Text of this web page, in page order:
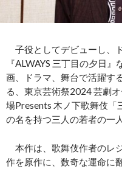
子役としてデビューし、
『ALWAYS 三丁目の夕日
画、ドラマ、舞台で活躍す
る、東京芸術祭2024 芸劇
場Presents 木ノ下歌舞伎「
の名を持つ三人の若者の一
本作は、歌舞伎作者のレ
作を原作に、数奇な運命に